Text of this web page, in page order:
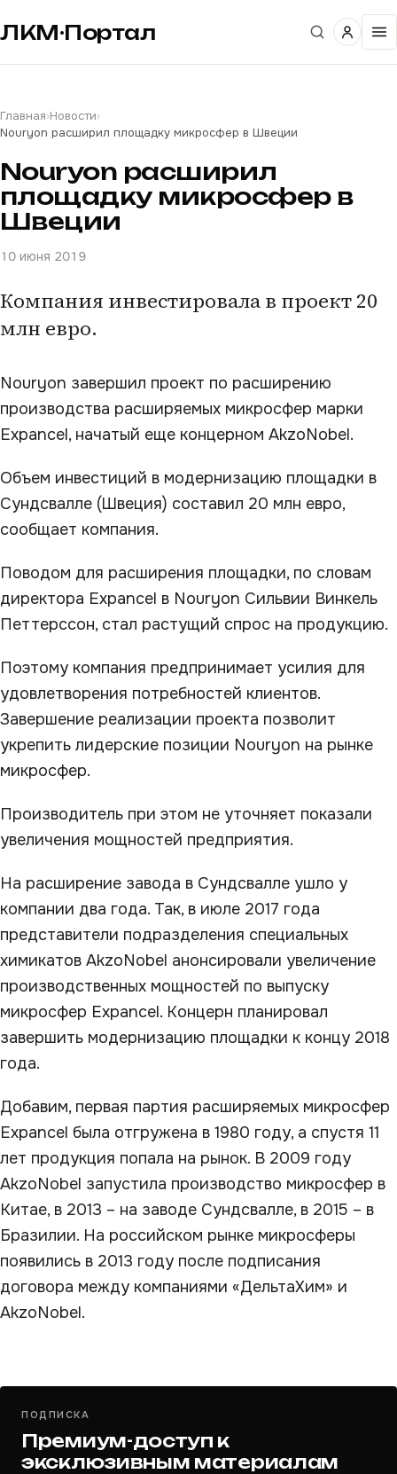
ЛКМ·Портал
Главная›Новости›
Nouryon расширил площадку микросфер в Швеции
Nouryon расширил
площадку микросфер в
Швеции
10 июня 2019
Компания инвестировала в проект 20
млн евро.
Nouryon завершил проект по расширению
производства расширяемых микросфер марки
Expancel, начатый еще концерном AkzoNobel.
Объем инвестиций в модернизацию площадки в
Сундсвалле (Швеция) составил 20 млн евро,
сообщает компания.
Поводом для расширения площадки, по словам
директора Expancel в Nouryon Сильвии Винкель
Петтерссон, стал растущий спрос на продукцию.
Поэтому компания предпринимает усилия для
удовлетворения потребностей клиентов.
Завершение реализации проекта позволит
укрепить лидерские позиции Nouryon на рынке
микросфер.
Производитель при этом не уточняет показали
увеличения мощностей предприятия.
На расширение завода в Сундсвалле ушло у
компании два года. Так, в июле 2017 года
представители подразделения специальных
химикатов AkzoNobel анонсировали увеличение
производственных мощностей по выпуску
микросфер Expancel. Концерн планировал
завершить модернизацию площадки к концу 2018
года.
Добавим, первая партия расширяемых микросфер
Expancel была отгружена в 1980 году, а спустя 11
лет продукция попала на рынок. В 2009 году
AkzoNobel запустила производство микросфер в
Китае, в 2013 – на заводе Сундсвалле, в 2015 – в
Бразилии. На российском рынке микросферы
появились в 2013 году после подписания
договора между компаниями «ДельтаХим» и
AkzoNobel.
ПОДПИСКА
Премиум-доступ к
эксклюзивным материалам